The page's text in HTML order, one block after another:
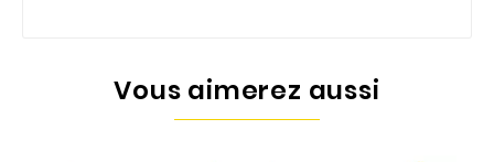
Vous aimerez aussi